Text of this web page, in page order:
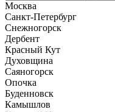
Москва
Санкт-Петербург
Снежногорск
Дербент
Красный Кут
Духовщина
Саяногорск
Опочка
Буденновск
Камышлов